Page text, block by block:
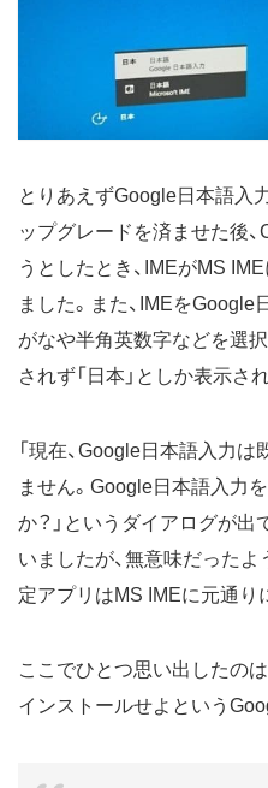
とりあえずGoogle日本語入
ップグレードを済ませた後
うとしたとき、IMEがMS
ました。また、IMEをGoogle
がなや半角英数字などを選
されず「日本」としか表示さ
「現在、Google日本語入力
ません。Google日本語入力
か？」というダイアログが出
いましたが、無意味だったよ
定アプリはMS IMEに元通り
ここでひとつ思い出したの
インストールせよという